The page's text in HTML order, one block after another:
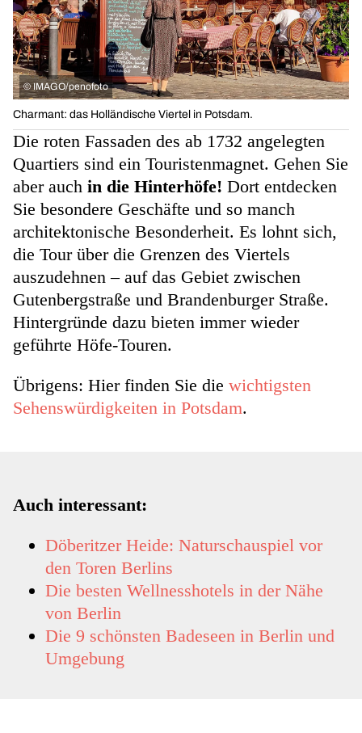
© IMAGO/penofoto
Charmant: das Holländische Viertel in Potsdam.
Die roten Fassaden des ab 1732 angelegten
Quartiers sind ein Touristenmagnet. Gehen Sie
aber auch in die Hinterhöfe! Dort entdecken
Sie besondere Geschäfte und so manch
architektonische Besonderheit. Es lohnt sich,
die Tour über die Grenzen des Viertels
auszudehnen – auf das Gebiet zwischen
Gutenbergstraße und Brandenburger Straße.
Hintergründe dazu bieten immer wieder
geführte Höfe-Touren.
Übrigens: Hier finden Sie die wichtigsten
Sehenswürdigkeiten in Potsdam.
Auch interessant:
Döberitzer Heide: Naturschauspiel vor
den Toren Berlins
Die besten Wellnesshotels in der Nähe
von Berlin
Die 9 schönsten Badeseen in Berlin und
Umgebung